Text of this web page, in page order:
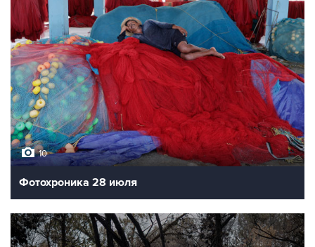
10
Фотохроника 28 июля